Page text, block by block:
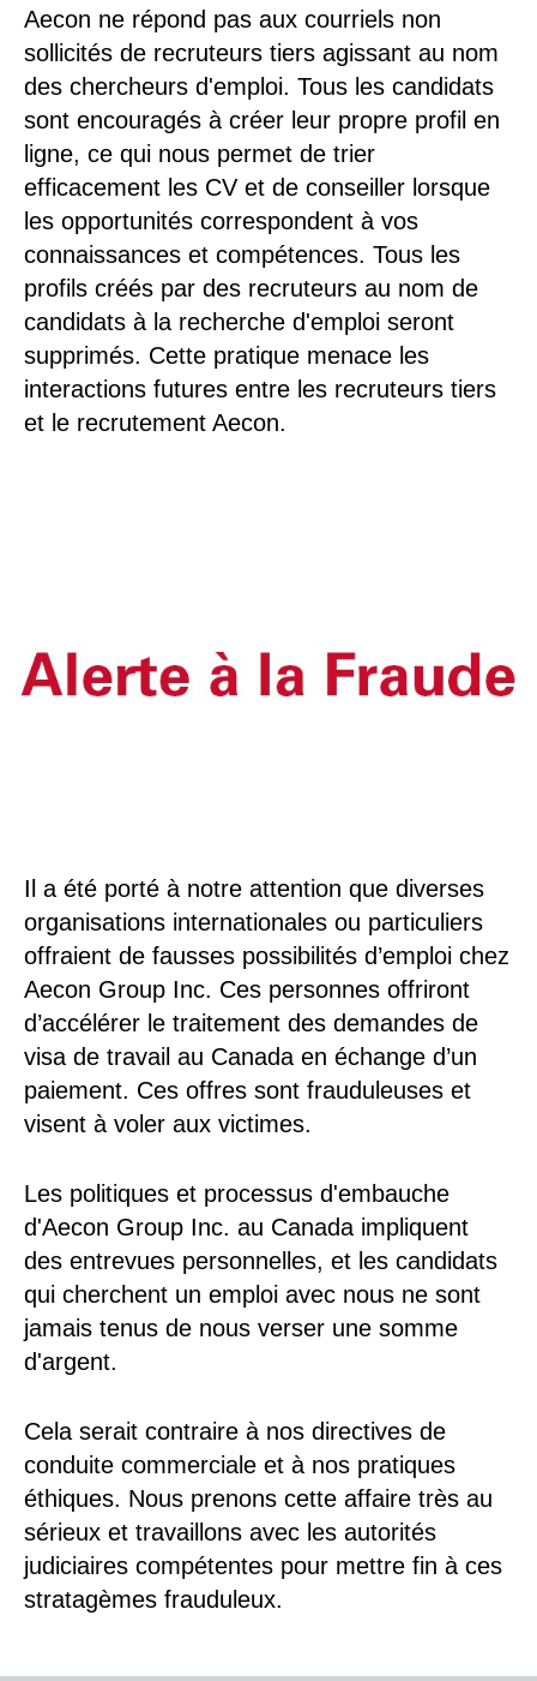
Aecon ne répond pas aux courriels non
sollicités de recruteurs tiers agissant au nom
des chercheurs d'emploi. Tous les candidats
sont encouragés à créer leur propre profil en
ligne, ce qui nous permet de trier
efficacement les CV et de conseiller lorsque
les opportunités correspondent à vos
connaissances et compétences. Tous les
profils créés par des recruteurs au nom de
candidats à la recherche d'emploi seront
supprimés. Cette pratique menace les
interactions futures entre les recruteurs tiers
et le recrutement Aecon.
Il a été porté à notre attention que diverses
organisations internationales ou particuliers
offraient de fausses possibilités d’emploi chez
Aecon Group Inc. Ces personnes offriront
d’accélérer le traitement des demandes de
visa de travail au Canada en échange d’un
paiement. Ces offres sont frauduleuses et
visent à voler aux victimes.
Les politiques et processus d'embauche
d'Aecon Group Inc. au Canada impliquent
des entrevues personnelles, et les candidats
qui cherchent un emploi avec nous ne sont
jamais tenus de nous verser une somme
d'argent.
Cela serait contraire à nos directives de
conduite commerciale et à nos pratiques
éthiques. Nous prenons cette affaire très au
sérieux et travaillons avec les autorités
judiciaires compétentes pour mettre fin à ces
stratagèmes frauduleux.